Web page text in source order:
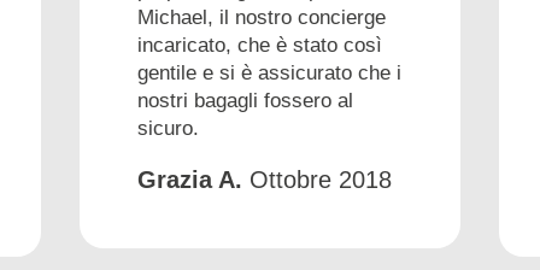
Michael, il nostro concierge
incaricato, che è stato così
gentile e si è assicurato che i
nostri bagagli fossero al
sicuro.
Grazia A. Ottobre 2018